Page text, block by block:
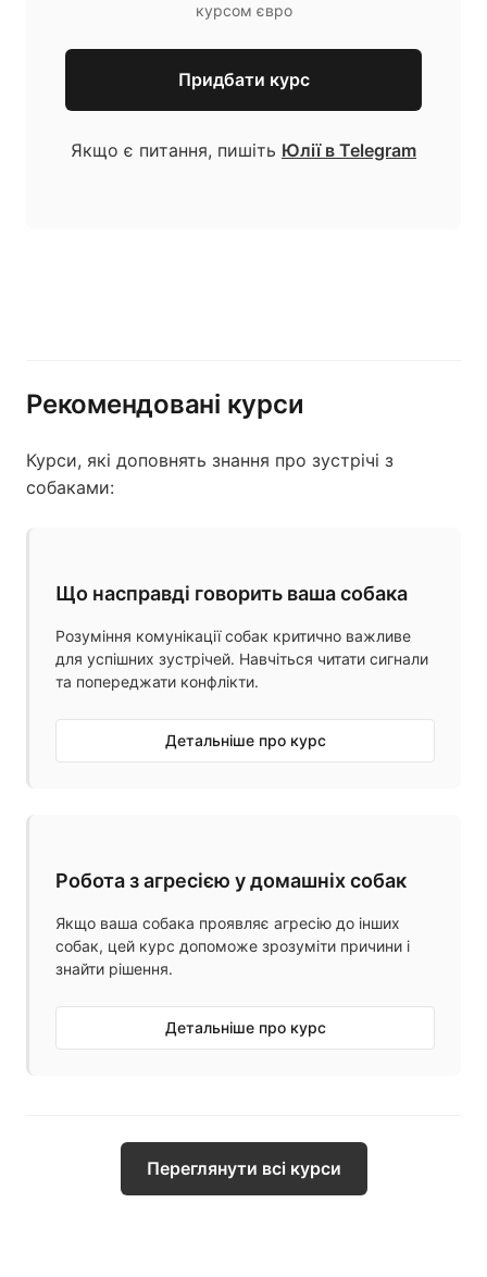
курсом євро
Придбати курс
Якщо є питання, пишіть Юлії в Telegram
Рекомендовані курси
Курси, які доповнять знання про зустрічі з
собаками:
Що насправді говорить ваша собака
Розуміння комунікації собак критично важливе
для успішних зустрічей. Навчіться читати сигнали
та попереджати конфлікти.
Детальніше про курс
Робота з агресією у домашніх собак
Якщо ваша собака проявляє агресію до інших
собак, цей курс допоможе зрозуміти причини і
знайти рішення.
Детальніше про курс
Переглянути всі курси